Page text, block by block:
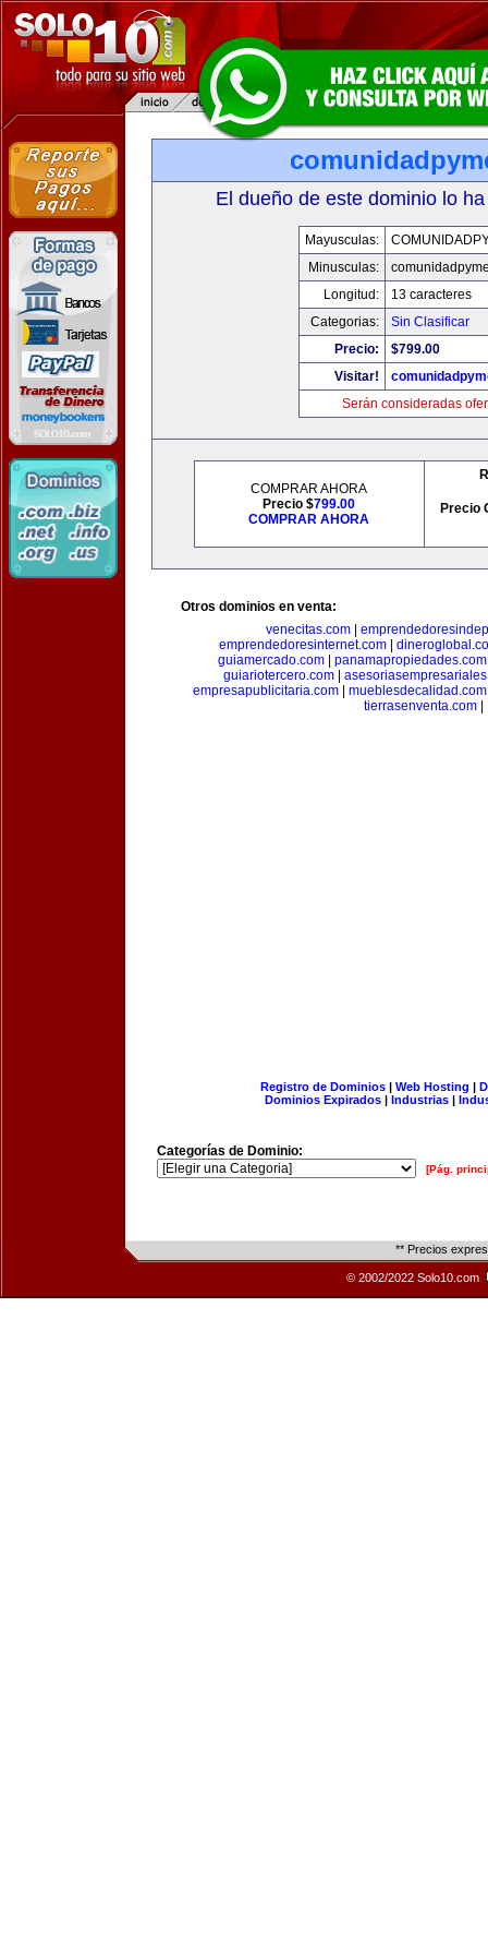
El dueño de este dominio lo
Mayusculas:
Minusculas:
Longitud:
13 caracteres
Categorias:
Sin Clasificar
Precio:
$799.00
Visitar!
Serán consideradas
COMPRAR AHORA
Precio $799.00
COMPRAR AHORA
Precio
Otros dominios en venta:
venecitas.com|
emprendedoresinternet.com
guiamercado.com| panamapropiedades.com
guiariotercero.com|
empresapublicitaria.com| mueblesdecalidad.com
tierrasenventa.com
Registro de Dominios| Web Hosting |
Dominios Expirados | Industrias |
Categorías de Dominio:
[Pág.
** Precios
© 2002/2022 Solo10.com